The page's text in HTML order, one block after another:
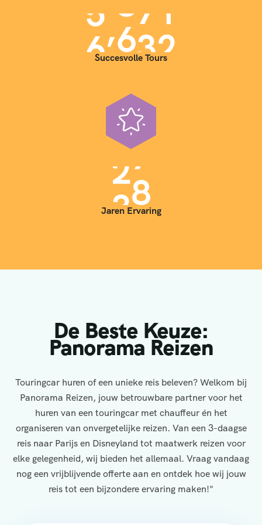
7,000
Succesvolle Tours
1
2
3
9
0
1
3
4
5
Jaren Ervaring
De Beste Keuze:
Panorama Reizen
Touringcar huren of een unieke reis beleven? Welkom bij
Panorama Reizen, jouw betrouwbare partner voor het
huren van een touringcar met chauffeur én het
organiseren van onvergetelijke reizen. Van een 3-daagse
reis naar Parijs en Disneyland tot maatwerk reizen voor
elke gelegenheid, wij bieden het allemaal. Vraag vandaag
nog een vrijblijvende offerte aan en ontdek hoe wij jouw
reis tot een bijzondere ervaring maken!"